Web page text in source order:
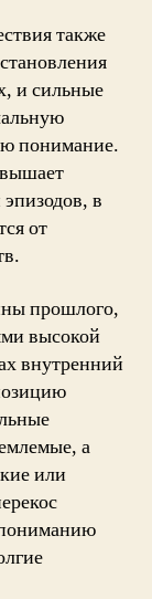
также
и сильные
понимание.
в
от
прошлого,
высокой
внутренний
а
или